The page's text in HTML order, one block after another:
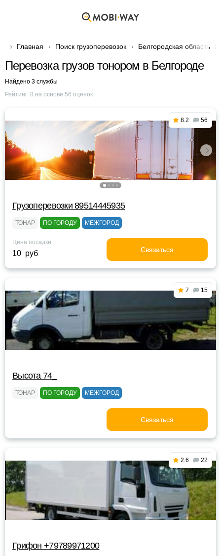
Главная Поиск грузоперевозок Белгородская область
Перевозка грузов тонором в Белгороде
Найдено 3 службы
Рейтинг: 8 на основе 56 оценок
8.2 56
Грузоперевозки 89514445935
ТОНАР ПО ГОРОДУ МЕЖГОРОД
Цена посадки
10 руб Связаться
7 15
Высота 74_
ТОНАР ПО ГОРОДУ МЕЖГОРОД
Связаться
2.6 22
Грифон +79789971200